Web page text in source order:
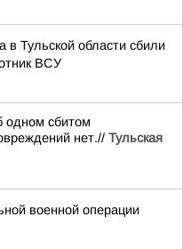
в Тульской области сбили
ВСУ
сбитом
нет.// Тульская
военной операции